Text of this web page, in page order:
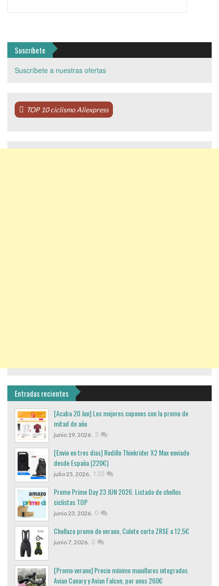
Suscríbete
Suscríbete a nuestras ofertas
TOP 10 ciclismo Aliexpress
Entradas recientes
[Acaba 20 Jun] Los mejores cupones con la promo de
mitad de año
junio 19, 2026, 3
[Envio en tres dias] Rodillo Thinkrider X2 Max enviado
desde España (220€)
julio 25, 2026, 135
Promo Prime Day 23 JUN 2026. Listado de chollos
ciclistas TOP
junio 23, 2026, 0
Chollazo promo de verano, Culote corto ZRSE a 12,5€
junio 7, 2026, 0
[Promo verano] Precio mínimo manillares integrados
Avian Canary y Avian Falcon, por unos 260€